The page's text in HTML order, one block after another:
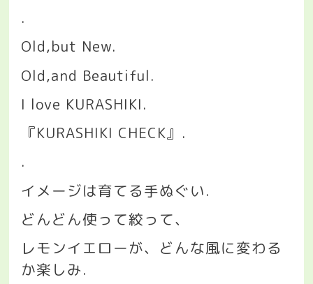
.
Old,but New.
Old,and Beautiful.
I love KURASHIKI.
『KURASHIKI CHECK』 .
.
イメージは育てる手ぬぐい.
どんどん使って絞って、
レモンイエローが、どんな風に変わる
か楽しみ.